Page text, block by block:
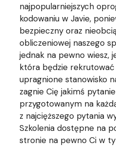
najpopularniejszych
kodowaniu w Javie,
bezpieczny oraz
obliczeniowej naszego
jednak na pewno wiesz,
która będzie rekrutować
upragnione stanowisko
zagnie Cię jakimś
przygotowanym na
z najcięższego pytania
Szkolenia dostępne na
stronie na pewno Ci w